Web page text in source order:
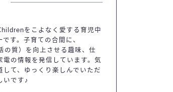
をこよなく愛する育児中
です。子育ての合間に、
の質）を向上させる趣味、仕
電の情報を発信しています。気
して、ゆっくり楽しんでいただ
いです♪